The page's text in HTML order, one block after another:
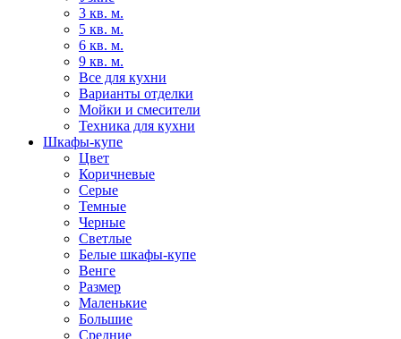
3 кв. м.
5 кв. м.
6 кв. м.
9 кв. м.
Все для кухни
Варианты отделки
Мойки и смесители
Техника для кухни
Шкафы-купе
Цвет
Коричневые
Серые
Темные
Черные
Светлые
Белые шкафы-купе
Венге
Размер
Маленькие
Большие
Средние